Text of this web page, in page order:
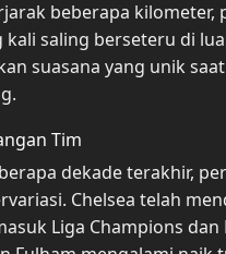
beberapa kilometer,
kali saling berseteru di
suasana yang unik
Tim
dekade terakhir,
Chelsea telah
Liga Champions dan